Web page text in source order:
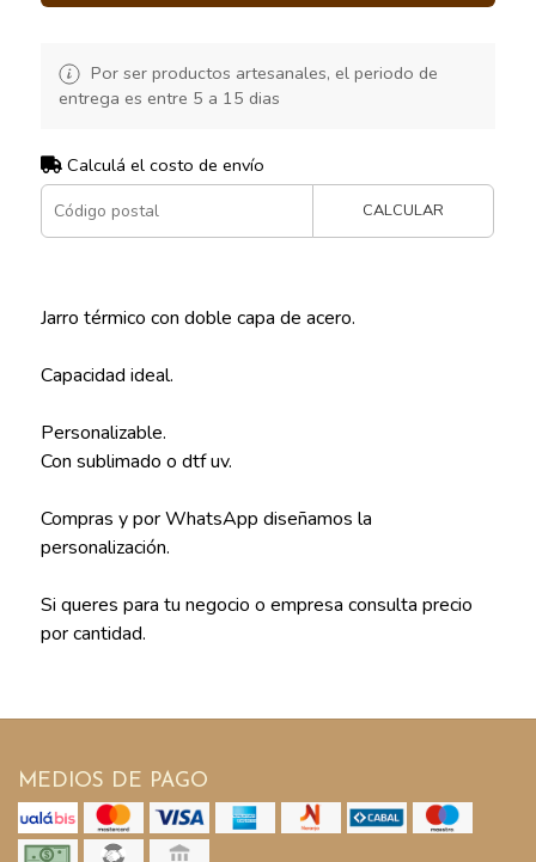
Por ser productos artesanales, el periodo de
entrega es entre 5 a 15 dias
Calculá el costo de envío
CALCULAR
Jarro térmico con doble capa de acero.
Capacidad ideal.
Personalizable.
Con sublimado o dtf uv.
Compras y por WhatsApp diseñamos la
personalización.
Si queres para tu negocio o empresa consulta precio
por cantidad.
MEDIOS DE PAGO